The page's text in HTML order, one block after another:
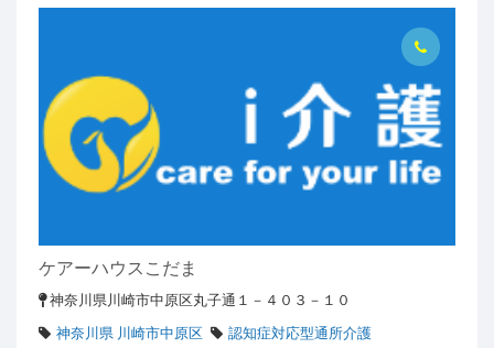
ケアーハウスこだま
神奈川県川崎市中原区丸子通１－４０３－１０
神奈川県 川崎市中原区
認知症対応型通所介護